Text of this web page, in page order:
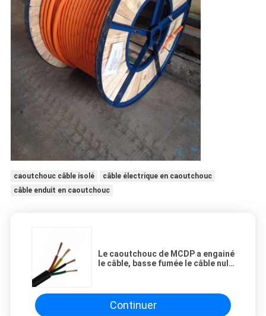
caoutchouc câble isolé
câble électrique en caoutchouc
câble enduit en caoutchouc
Le caoutchouc de MCDP a engainé
le câble, basse fumée le câble nul
Continuer